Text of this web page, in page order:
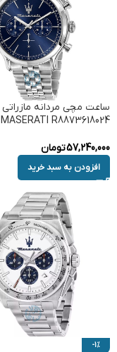
ساعت مچی مردانه مازراتی
MASERATI R8873618024
57,240,000تومان
افزودن به سبد خرید
-1%